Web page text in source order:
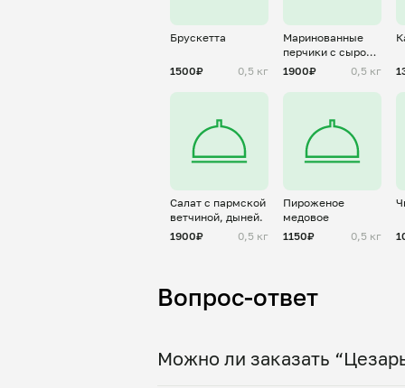
Брускетта
1500₽ 0,5 кг
Маринованные
перчики с сыром
и артишоками
1900₽ 0,5 кг
Салат с пармской
ветчиной, дыней.
1900₽
0,5 кг
Пироженое
медовое
1150₽
0,5 кг
Вопрос-ответ
Можно ли заказать